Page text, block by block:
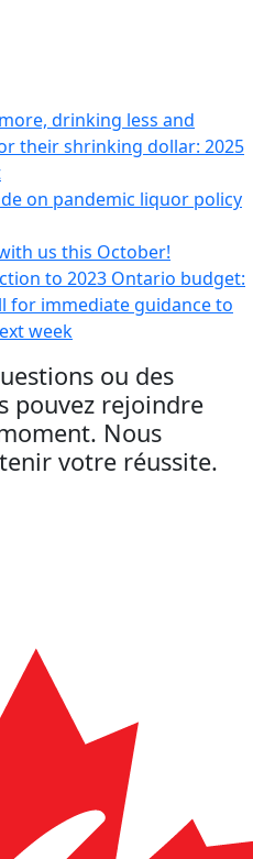
drinking less and
their shrinking dollar: 2025
on pandemic liquor policy
us this October!
to 2023 Ontario budget:
for immediate guidance to
week
ou des
pouvez rejoindre
Nous
votre réussite.